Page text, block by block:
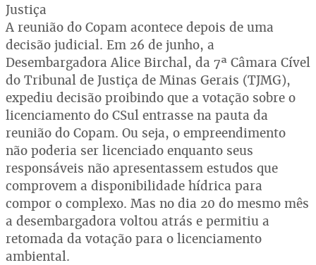
Justiça
A reunião do Copam acontece depois de uma
decisão judicial. Em 26 de junho, a
Desembargadora Alice Birchal, da 7ª Câmara Cível
do Tribunal de Justiça de Minas Gerais (TJMG),
expediu decisão proibindo que a votação sobre o
licenciamento do CSul entrasse na pauta da
reunião do Copam. Ou seja, o empreendimento
não poderia ser licenciado enquanto seus
responsáveis não apresentassem estudos que
comprovem a disponibilidade hídrica para
compor o complexo. Mas no dia 20 do mesmo mês
a desembargadora voltou atrás e permitiu a
retomada da votação para o licenciamento
ambiental.